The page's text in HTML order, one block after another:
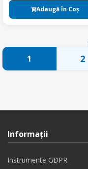
Adaugă în Coş
1 2
Informaţii
Instrumente GDPR